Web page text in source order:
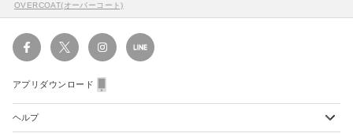
OVERCOAT(オーバーコート)
アプリダウンロード
ヘルプ